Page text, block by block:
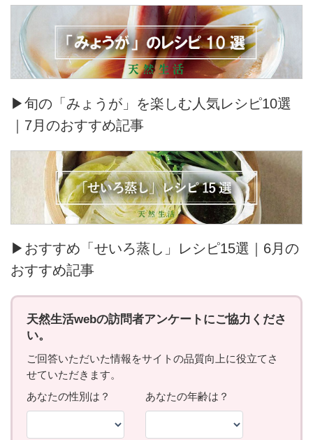
▶旬の「みょうが」を楽しむ人気レシピ10選
｜7月のおすすめ記事
▶おすすめ「せいろ蒸し」レシピ15選｜6月の
おすすめ記事